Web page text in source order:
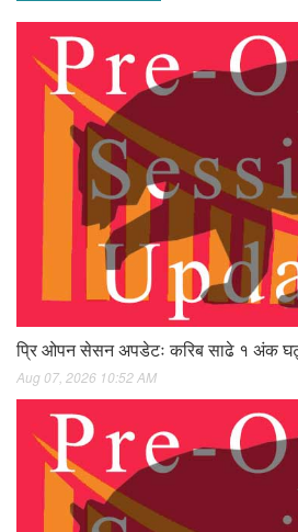
प्रि ओपन सेसन अपडेटः करिब साढे १ अंक
Aug 07, 2026 10:52 AM